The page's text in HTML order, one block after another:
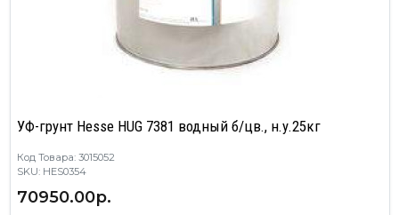
УФ-грунт Hesse HUG 7381 водный б/цв., н.у.25кг
Код Товара: 3015052
SKU: HES0354
70950.00р.